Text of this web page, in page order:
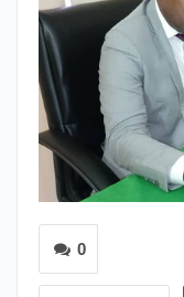
0